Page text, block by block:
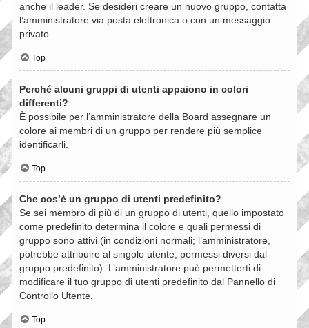
anche il leader. Se desideri creare un nuovo gruppo, contatta
l’amministratore via posta elettronica o con un messaggio
privato.
Top
Perché alcuni gruppi di utenti appaiono in colori
differenti?
È possibile per l’amministratore della Board assegnare un
colore ai membri di un gruppo per rendere più semplice
identificarli.
Top
Che cos’è un gruppo di utenti predefinito?
Se sei membro di più di un gruppo di utenti, quello impostato
come predefinito determina il colore e quali permessi di
gruppo sono attivi (in condizioni normali; l’amministratore,
potrebbe attribuire al singolo utente, permessi diversi dal
gruppo predefinito). L’amministratore può permetterti di
modificare il tuo gruppo di utenti predefinito dal Pannello di
Controllo Utente.
Top